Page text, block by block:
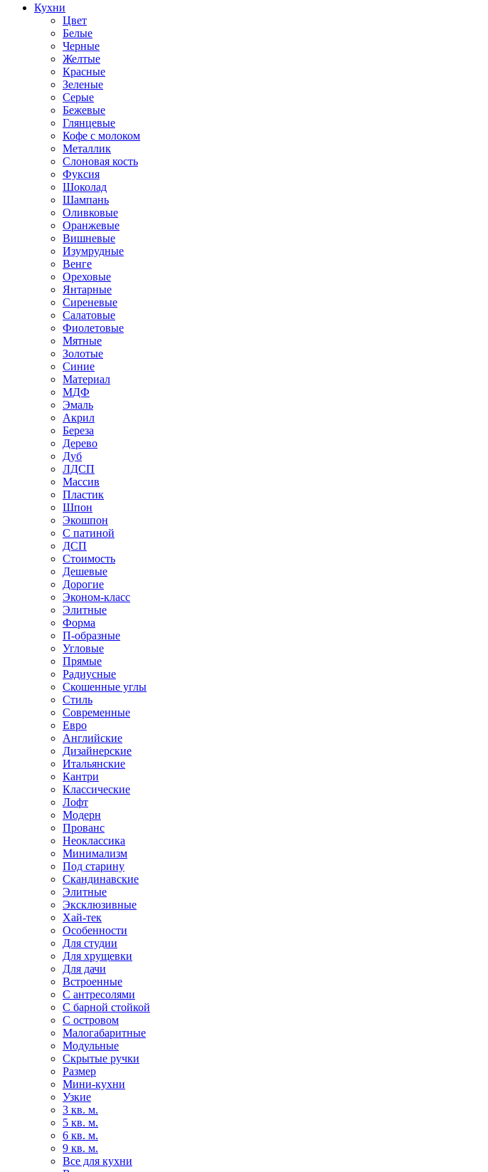
Кухни
Цвет
Белые
Черные
Желтые
Красные
Зеленые
Серые
Бежевые
Глянцевые
Кофе с молоком
Металлик
Слоновая кость
Фуксия
Шоколад
Шампань
Оливковые
Оранжевые
Вишневые
Изумрудные
Венге
Ореховые
Янтарные
Сиреневые
Салатовые
Фиолетовые
Мятные
Золотые
Синие
Материал
МДФ
Эмаль
Акрил
Береза
Дерево
Дуб
ЛДСП
Массив
Пластик
Шпон
Экошпон
С патиной
ДСП
Стоимость
Дешевые
Дорогие
Эконом-класс
Элитные
Форма
П-образные
Угловые
Прямые
Радиусные
Скошенные углы
Стиль
Современные
Евро
Английские
Дизайнерские
Итальянские
Кантри
Классические
Лофт
Модерн
Прованс
Неоклассика
Минимализм
Под старину
Скандинавские
Элитные
Эксклюзивные
Хай-тек
Особенности
Для студии
Для хрущевки
Для дачи
Встроенные
С антресолями
С барной стойкой
С островом
Малогабаритные
Модульные
Скрытые ручки
Размер
Мини-кухни
Узкие
3 кв. м.
5 кв. м.
6 кв. м.
9 кв. м.
Все для кухни